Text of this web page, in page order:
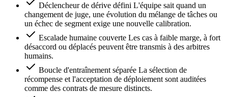
Déclencheur de dérive défini L'équipe sait quand un
changement de juge, une évolution du mélange de tâches ou
un échec de segment exige une nouvelle calibration.
Escalade humaine couverte Les cas à faible marge, à fort
désaccord ou déplacés peuvent être transmis à des arbitres
humains.
Boucle d'entraînement séparée La sélection de
récompense et l'acceptation de déploiement sont auditées
comme des contrats de mesure distincts.